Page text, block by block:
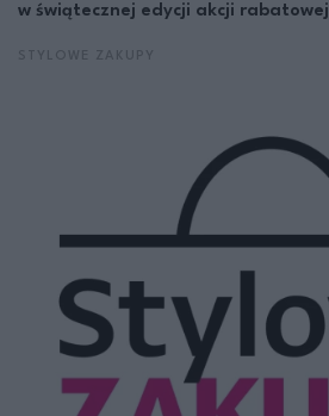
w świątecznej edycji akcji rabatowej